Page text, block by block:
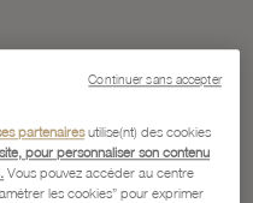
partenairesutilise(nt) des cookies
pour personnaliser son contenu
Vous pouvez accéder au centre
les cookies” pour exprimer
Continuer sans accepter